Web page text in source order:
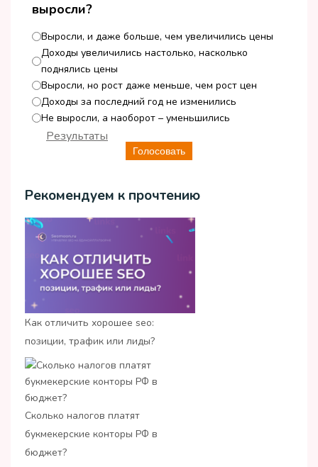
выросли?
Выросли, и даже больше, чем увеличились цены
Доходы увеличились настолько, насколько
поднялись цены
Выросли, но рост даже меньше, чем рост цен
Доходы за последний год не изменились
Не выросли, а наоборот – уменьшились
Голосовать
Результаты
Рекомендуем к прочтению
Как отличить хорошее seo:
позиции, трафик или лиды?
Сколько налогов платят
букмекерские конторы РФ в
бюджет?